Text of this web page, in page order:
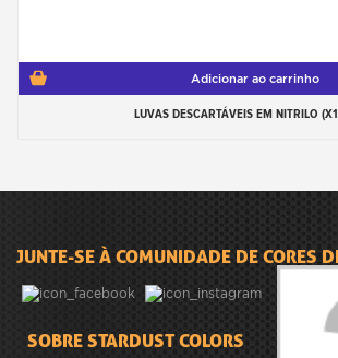
Adicionar ao carrinho
LUVAS DESCARTÁVEIS EM NITRILO
JUNTE-SE À COMUNIDADE DE CORES
SOBRE STARDUST COLORS